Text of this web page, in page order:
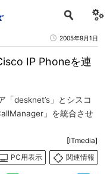
2005年9月1日
IP Phoneを連
「desknet’s」とシスコ
」を統合させ
[ITmedia]
PC用表示
関連情報